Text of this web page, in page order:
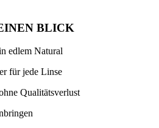
BLICK
edlem Natural
für jede Linse
Qualitätsverlust